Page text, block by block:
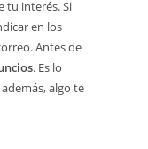
tu interés. Si
en los
Antes de
. Es lo
algo te